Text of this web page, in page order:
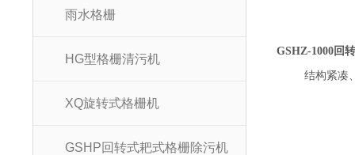
雨水格栅
HG型格栅清污机
XQ旋转式格栅机
GSHP回转式耙式格栅除污机
GSHZ-1000回
结构紧凑